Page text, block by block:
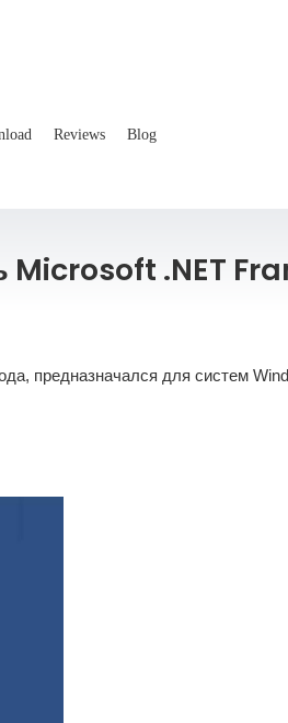
Reviews Blog
Microsoft .NET
предназначался для систем